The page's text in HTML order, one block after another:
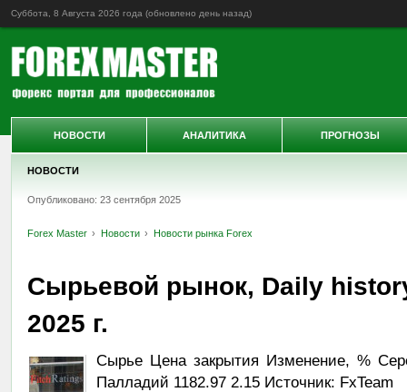
Суббота, 8 Августа 2026 года (обновлено день назад)
НОВОСТИ
Опубликовано: 23 сентября 2025
Forex Master Новости Новости рынка Forex
Сырьевой рынок, Daily
2025 г.
Сырье Цена закрытия Изменение, %
Палладий 1182.97 2.15 Источник: FxTeam
НОВОСТИ АНАЛИТИКА ПРОГНОЗЫ